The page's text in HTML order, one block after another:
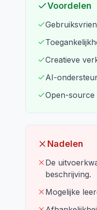
Voordelen
Creatieve
AI-
Open-source
Nadelen
De
beschrijving.
Mogelijke